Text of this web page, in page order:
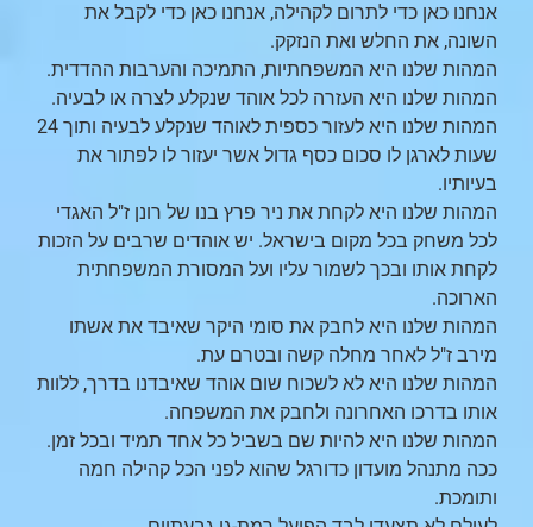
אנחנו כאן כדי לתרום לקהילה, אנחנו כאן כדי לקבל את
השונה, את החלש ואת הנזקק.
המהות שלנו היא המשפחתיות, התמיכה והערבות ההדדית.
המהות שלנו היא העזרה לכל אוהד שנקלע לצרה או לבעיה.
המהות שלנו היא לעזור כספית לאוהד שנקלע לבעיה ותוך 24
שעות לארגן לו סכום כסף גדול אשר יעזור לו לפתור את
בעיותיו.
המהות שלנו היא לקחת את ניר פרץ בנו של רונן ז"ל האגדי
לכל משחק בכל מקום בישראל. יש אוהדים שרבים על הזכות
לקחת אותו ובכך לשמור עליו ועל המסורת המשפחתית
הארוכה.
המהות שלנו היא לחבק את סומי היקר שאיבד את אשתו
מירב ז"ל לאחר מחלה קשה ובטרם עת.
המהות שלנו היא לא לשכוח שום אוהד שאיבדנו בדרך, ללוות
אותו בדרכו האחרונה ולחבק את המשפחה.
המהות שלנו היא להיות שם בשביל כל אחד תמיד ובכל זמן.
ככה מתנהל מועדון כדורגל שהוא לפני הכל קהילה חמה
ותומכת.